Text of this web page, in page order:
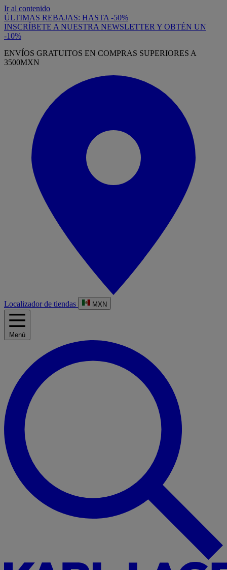
Ir al contenido
ÚLTIMAS REBAJAS: HASTA -50%
INSCRÍBETE A NUESTRA NEWSLETTER Y OBTÉN UN
-10%
ENVÍOS GRATUITOS EN COMPRAS SUPERIORES A
3500MXN
Localizador de tiendas MXN
Menú